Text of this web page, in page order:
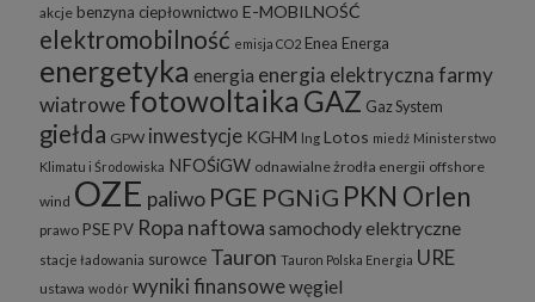
akcje benzyna ciepłownictwo E-MOBILNOŚĆ
elektromobilność emisja CO2 Enea Energa
energetyka energia energia elektrycznafarmy
wiatrowefotowoltaika GAZ Gaz System
giełda GPW inwestycje KGHM lng Lotos miedź Ministerstwo
Klimatu i Środowiska NFOŚiGW odnawialne żrodła energii offshore
wind OZE paliwo PGE PGNiG PKN Orlen
prawo PSE PV Ropa naftowa samochody elektryczne
stacje ładowania surowce Tauron Tauron Polska Energia URE
ustawa wodór wyniki finansowewęgiel